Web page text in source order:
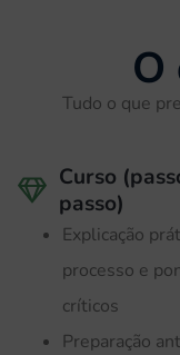
O
Tudo o que
Curso
passo)
Explicação
processo e
críticos
Preparação